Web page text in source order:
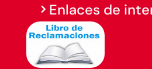
Enlaces de